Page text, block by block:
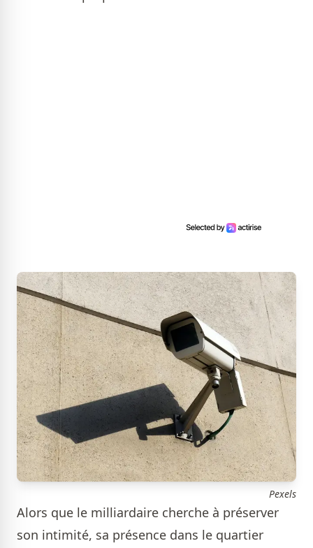
Pexels
Alors que le milliardaire cherche à préserver
son intimité, sa présence dans le quartier